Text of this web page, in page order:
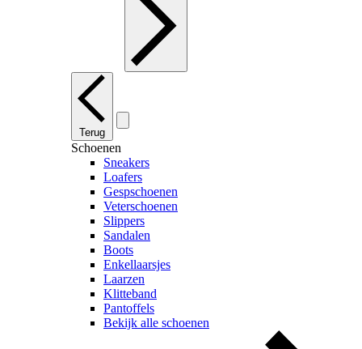
Terug
Schoenen
Sneakers
Loafers
Gespschoenen
Veterschoenen
Slippers
Sandalen
Boots
Enkellaarsjes
Laarzen
Klitteband
Pantoffels
Bekijk alle schoenen